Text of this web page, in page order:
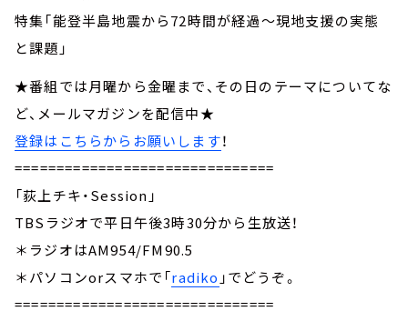
特集「能登半島地震から72時間が経過～現地支援の実態
と課題」
★番組では月曜から金曜まで、その日のテーマについてな
ど、メールマガジンを配信中★
登録はこちらからお願いします！
===============================
「荻上チキ・Session」
TBSラジオで平日午後3時30分から生放送！
＊ラジオはAM954/FM90.5
＊パソコンorスマホで「radiko 」でどうぞ。
===============================